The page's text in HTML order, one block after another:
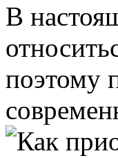
В
поэтому